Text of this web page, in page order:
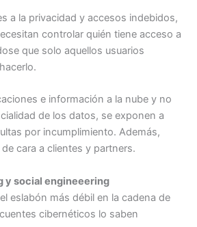
a la privacidad y accesos indebidos,
controlar quién tiene acceso a
que solo aquellos usuarios
e información a la nube y no
de los datos, se exponen a
por incumplimiento. Además,
cara a clientes y partners.
y social engineeering
eslabón más débil en la cadena de
cibernéticos lo saben